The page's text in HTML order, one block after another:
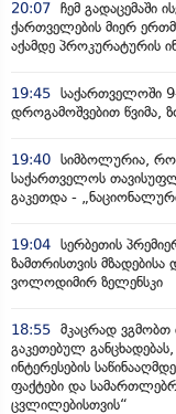
20:07 ჩემ გადაცემაში
ქართველების მიერ
აქამდე პროკურატურის
19:45 საქართველოში
დროგამოშვებით წვიმა,
19:40 სიმბოლურია,
საქართველოს
გაკეთდა -
19:04 სერბეთის
ზამთრისთვის მზადებისა
ვოლოდიმირ ზელენსკი
18:55 მკაცრად ვგმობთ
გაკეთებულ
ინტერესების
ფაქტები და
ცვლილებისთვის“